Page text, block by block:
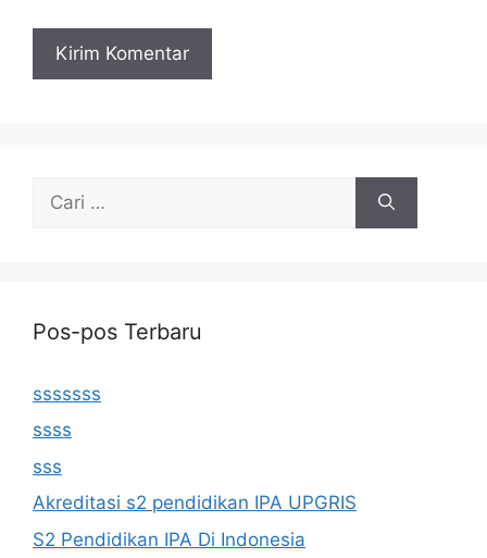
untuk:
Pos-pos Terbaru
sssssss
ssss
sss
Akreditasi s2 pendidikan IPA UPGRIS
S2 Pendidikan IPA Di Indonesia